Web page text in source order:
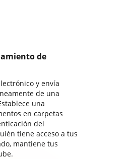
de
y envía
de una
una
en carpetas
del
tiene acceso a tus
mantiene tus